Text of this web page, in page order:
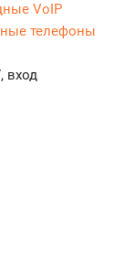
VoIP
телефоны
вход